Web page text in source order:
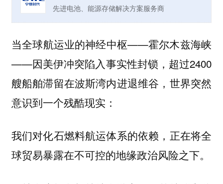
先进电池、能源存储解决方案服务商
当全球航运业的神经中枢——霍尔木兹海峡
——因美伊冲突陷入事实性封锁，超过2400
艘船舶滞留在波斯湾内进退维谷，世界突然
意识到一个残酷现实：
我们对化石燃料航运体系的依赖，正在将全
球贸易暴露在不可控的地缘政治风险之下。